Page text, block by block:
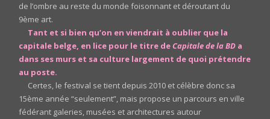
de l’ombre au reste du monde foisonnant et déroutant du
9ème art.
Tant et si bien qu’on en viendrait à oublier que la
capitale belge, en lice pour le titre deCapitale de la BD a
dans ses murs et sa culture largement de quoi prétendre
au poste.
Certes, le festival se tient depuis 2010 et célèbre donc sa
15ème année “seulement”, mais propose un parcours en ville
fédérant galeries, musées et architectures autour